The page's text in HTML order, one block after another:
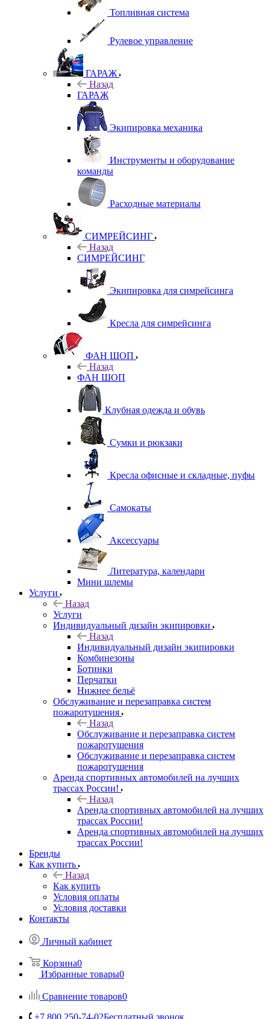
Топливная система
Рулевое управление
ГАРАЖ
Назад
ГАРАЖ
Экипировка механика
Инструменты и оборудование
команды
Расходные материалы
СИМРЕЙСИНГ
Назад
СИМРЕЙСИНГ
Экипировка для симрейсинга
Кресла для симрейсинга
ФАН ШОП
Назад
ФАН ШОП
Клубная одежда и обувь
Сумки и рюкзаки
Кресла офисные и складные, пуфы
Самокаты
Аксессуары
Литература, календари
Мини шлемы
Услуги
Назад
Услуги
Индивидуальный дизайн экипировки
Назад
Индивидуальный дизайн экипировки
Комбинезоны
Ботинки
Перчатки
Нижнее бельё
Обслуживание и перезаправка систем
пожаротушения
Назад
Обслуживание и перезаправка систем
пожаротушения
Обслуживание и перезаправка систем
пожаротушения
Аренда спортивных автомобилей на лучших
трассах России!
Назад
Аренда спортивных автомобилей на лучших
трассах России!
Аренда спортивных автомобилей на лучших
трассах России!
Бренды
Как купить
Назад
Как купить
Условия оплаты
Условия доставки
Контакты
Личный кабинет
Корзина0
Избранные товары0
Сравнение товаров0
+7 800 250-74-02Бесплатный звонок